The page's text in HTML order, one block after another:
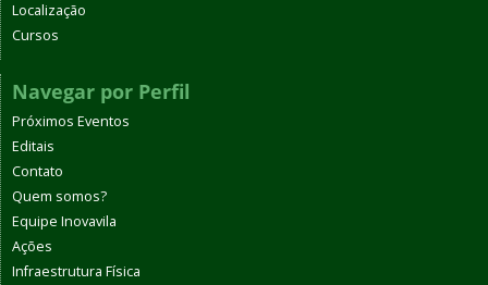
Localização
Cursos
Navegar por Perfil
Próximos Eventos
Editais
Contato
Quem somos?
Equipe Inovavila
Ações
Infraestrutura Física